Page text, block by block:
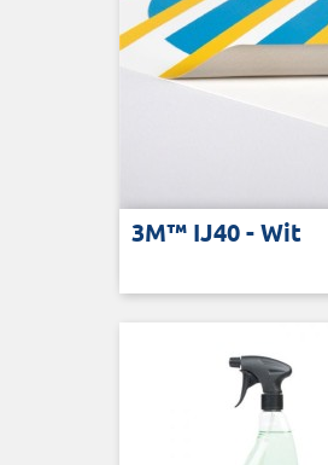
3M™ IJ40 - Wit